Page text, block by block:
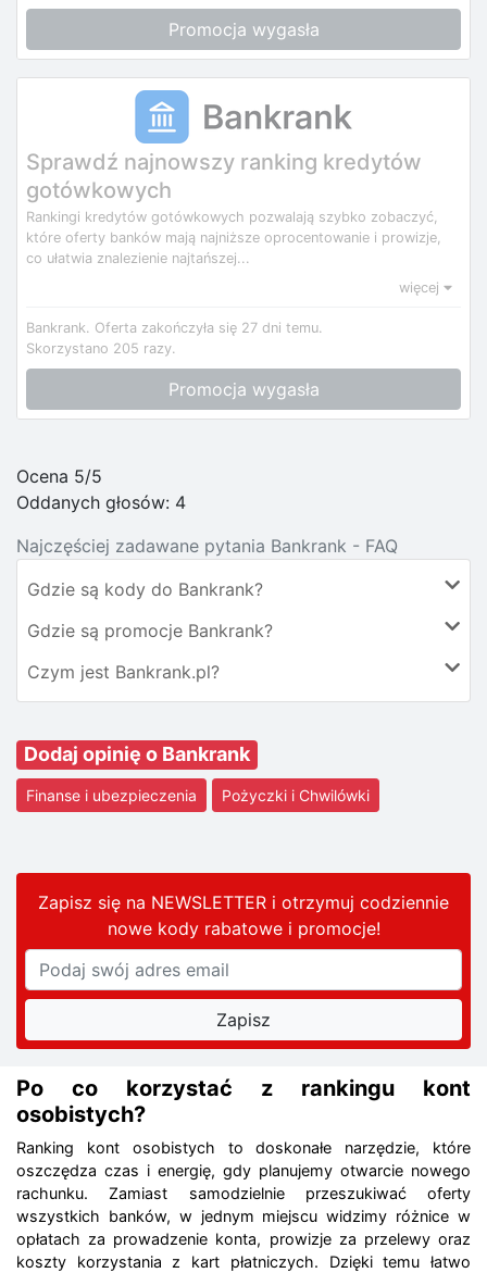
Promocja wygasła
Sprawdź najnowszy ranking kredytów
gotówkowych
Rankingi kredytów gotówkowych pozwalają szybko zobaczyć,
które oferty banków mają najniższe oprocentowanie i prowizje,
co ułatwia znalezienie najtańszej...
więcej
Bankrank. Oferta zakończyła się 27 dni temu.
Skorzystano 205 razy.
Promocja wygasła
Ocena 5/5
Oddanych głosów: 4
Najczęściej zadawane pytania Bankrank - FAQ
Gdzie są kody do Bankrank?
Gdzie są promocje Bankrank?
Czym jest Bankrank.pl?
Dodaj opinię o Bankrank
Finanse i ubezpieczenia Pożyczki i Chwilówki
Zapisz się na NEWSLETTER i otrzymuj codziennie
nowe kody rabatowei promocje!
Po co korzystać z rankingu kont
osobistych?
Ranking kont osobistych to doskonałe narzędzie, które
oszczędza czas i energię, gdy planujemy otwarcie nowego
rachunku. Zamiast samodzielnie przeszukiwać oferty
wszystkich banków, w jednym miejscu widzimy różnice w
opłatach za prowadzenie konta, prowizje za przelewy oraz
koszty korzystania z kart płatniczych. Dzięki temu łatwo